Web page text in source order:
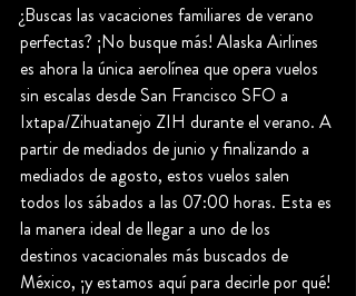
¿Buscas las vacaciones familiares de verano
perfectas? ¡No busque más! Alaska Airlines
es ahora la única aerolínea que opera vuelos
sin escalas desde San Francisco SFO a
Ixtapa/Zihuatanejo ZIH durante el verano. A
partir de mediados de junio y finalizando a
mediados de agosto, estos vuelos salen
todos los sábados a las 07:00 horas. Esta es
la manera ideal de llegar a uno de los
destinos vacacionales más buscados de
México, ¡y estamos aquí para decirle por qué!